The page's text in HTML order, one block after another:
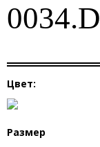
Цвет:
Размер